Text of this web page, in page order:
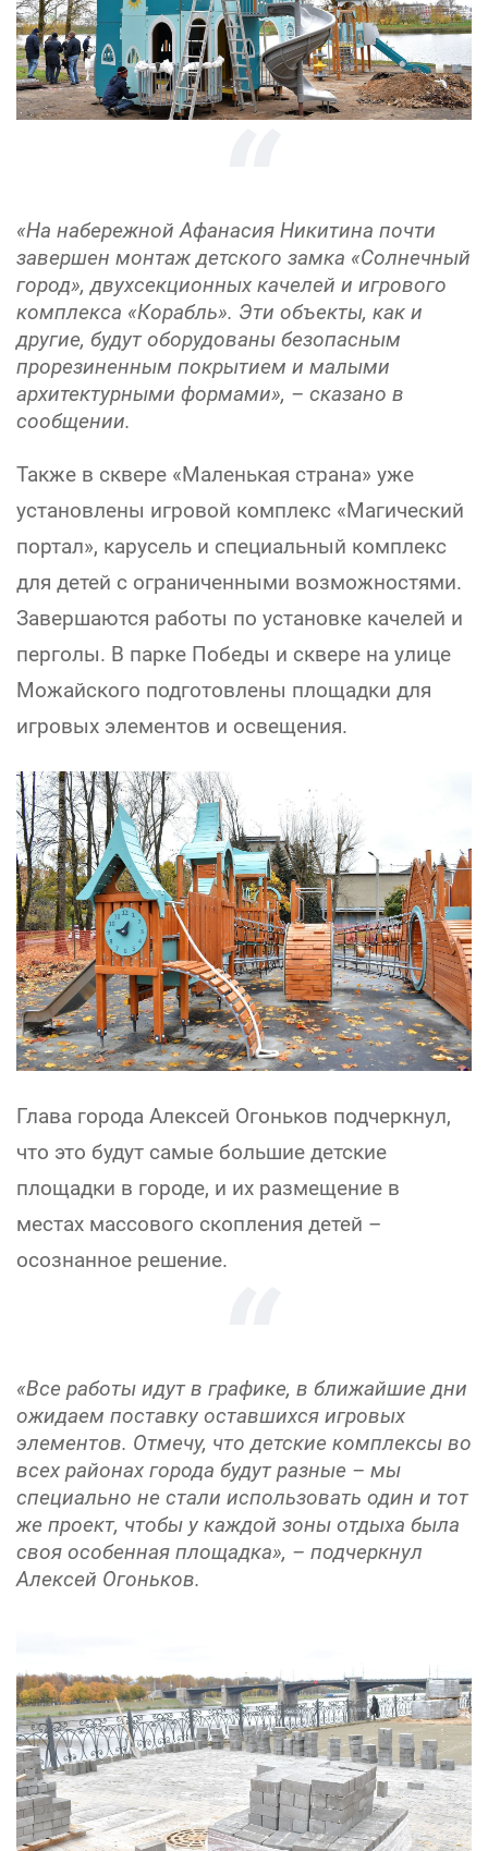
«На набережной Афанасия Никитина почти
завершен монтаж детского замка «Солнечный
город», двухсекционных качелей и игрового
комплекса «Корабль». Эти объекты, как и
другие, будут оборудованы безопасным
прорезиненным покрытием и малыми
архитектурными формами», – сказано в
сообщении.
Также в сквере «Маленькая страна» уже
установлены игровой комплекс «Магический
портал», карусель и специальный комплекс
для детей с ограниченными возможностями.
Завершаются работы по установке качелей и
перголы. В парке Победы и сквере на улице
Можайского подготовлены площадки для
игровых элементов и освещения.
Глава города Алексей Огоньков подчеркнул,
что это будут самые большие детские
площадки в городе, и их размещение в
местах массового скопления детей –
осознанное решение.
«Все работы идут в графике, в ближайшие дни
ожидаем поставку оставшихся игровых
элементов. Отмечу, что детские комплексы во
всех районах города будут разные – мы
специально не стали использовать один и тот
же проект, чтобы у каждой зоны отдыха была
своя особенная площадка», – подчеркнул
Алексей Огоньков.